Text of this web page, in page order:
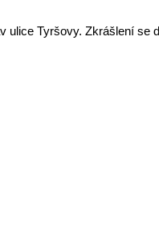
Tyršovy. Zkrášlení se